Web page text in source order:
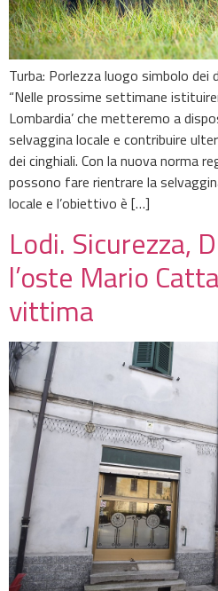
Turba: Porlezza luogo simbolo dei
“Nelle prossime settimane
Lombardia’ che metteremo a
selvaggina locale e contribuire
dei cinghiali. Con la nuova norma
possono fare rientrare la
locale e l’obiettivo è […]
Lodi. Sicurezza,
l’oste Mario
vittima